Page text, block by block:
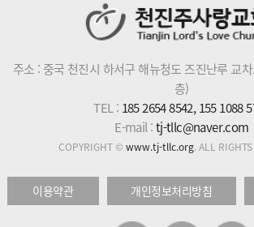
주소 : 중국 천진시 하서구 해뉴청도 즈진난루 교
층)
TEL : 185 2654 8542, 155 1088
E-mail :tj-tllc@naver.com
COPYRIGHT © www.tj-tllc.org. ALL
이용약관 개인정보처리방침